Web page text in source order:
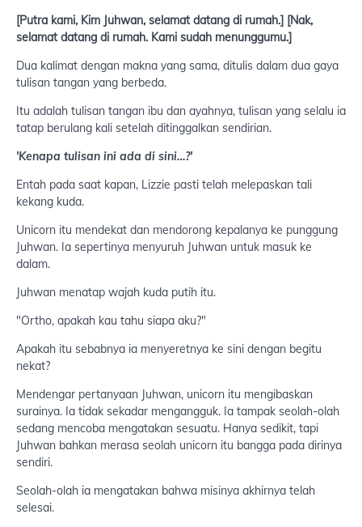
[Putra kami, Kim Juhwan, selamat datang di rumah.] [Nak,
selamat datang di rumah. Kami sudah menunggumu.]
Dua kalimat dengan makna yang sama, ditulis dalam dua gaya
tulisan tangan yang berbeda.
Itu adalah tulisan tangan ibu dan ayahnya, tulisan yang selalu ia
tatap berulang kali setelah ditinggalkan sendirian.
'Kenapa tulisan ini ada di sini…?'
Entah pada saat kapan, Lizzie pasti telah melepaskan tali
kekang kuda.
Unicorn itu mendekat dan mendorong kepalanya ke punggung
Juhwan. Ia sepertinya menyuruh Juhwan untuk masuk ke
dalam.
Juhwan menatap wajah kuda putih itu.
"Ortho, apakah kau tahu siapa aku?"
Apakah itu sebabnya ia menyeretnya ke sini dengan begitu
nekat?
Mendengar pertanyaan Juhwan, unicorn itu mengibaskan
surainya. Ia tidak sekadar mengangguk. Ia tampak seolah-olah
sedang mencoba mengatakan sesuatu. Hanya sedikit, tapi
Juhwan bahkan merasa seolah unicorn itu bangga pada dirinya
sendiri.
Seolah-olah ia mengatakan bahwa misinya akhirnya telah
selesai.